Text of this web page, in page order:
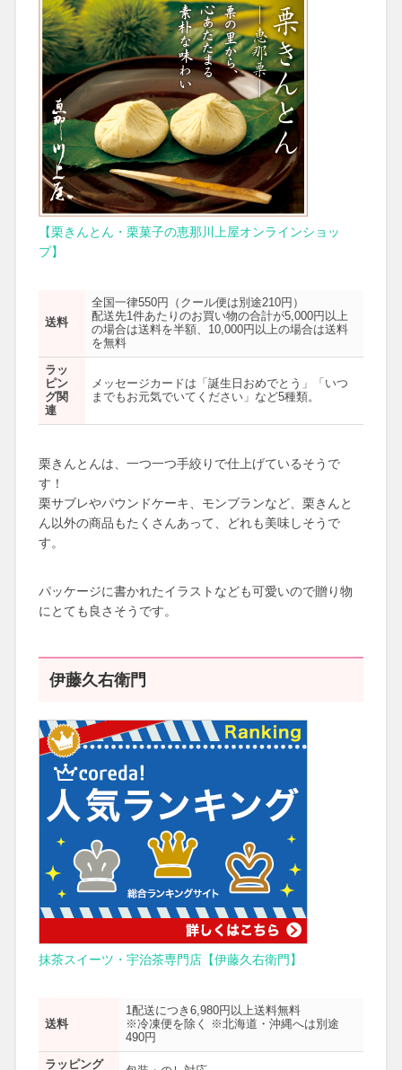
【栗きんとん・栗菓子の恵那川上屋オンラインショッ
プ】
送料
全国一律550円（クール便は別途210円）
配送先1件あたりのお買い物の合計が5,000円以上
の場合は送料を半額、10,000円以上の場合は送料
を無料
ラッ
ピン
グ関
連
メッセージカードは「誕生日おめでとう」「いつ
までもお元気でいてください」など5種類。
栗きんとんは、一つ一つ手絞りで仕上げているそうで
す！
栗サブレやパウンドケーキ、モンブランなど、栗きんと
ん以外の商品もたくさんあって、どれも美味しそうで
す。
パッケージに書かれたイラストなども可愛いので贈り物
にとても良さそうです。
伊藤久右衛門
抹茶スイーツ・宇治茶専門店【伊藤久右衛門】
送料
1配送につき6,980円以上送料無料
※冷凍便を除く ※北海道・沖縄へは別途
490円
ラッピング